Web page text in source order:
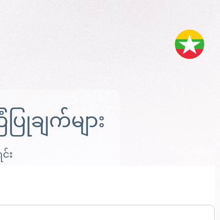
ြုချက်များ
း